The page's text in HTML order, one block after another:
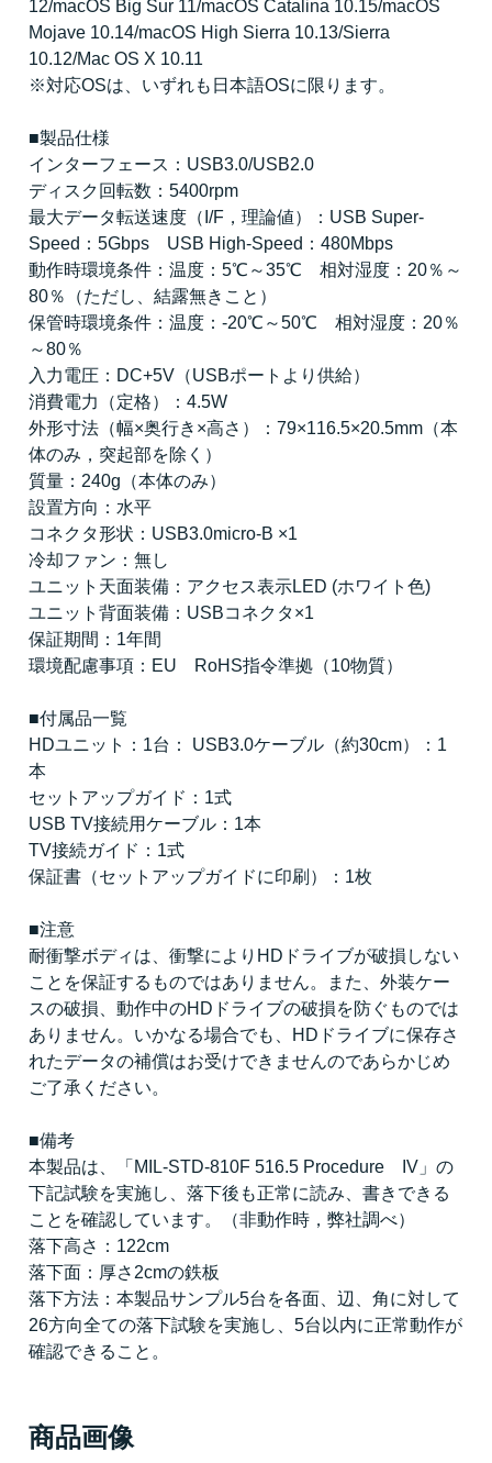
12/macOS Big Sur 11/macOS Catalina 10.15/macOS
Mojave 10.14/macOS High Sierra 10.13/Sierra
10.12/Mac OS X 10.11
※対応OSは、いずれも日本語OSに限ります。
■製品仕様
インターフェース：USB3.0/USB2.0
ディスク回転数：5400rpm
最大データ転送速度（I/F，理論値）：USB Super-
Speed：5Gbps USB High-Speed：480Mbps
動作時環境条件：温度：5℃～35℃ 相対湿度：20％～
80％（ただし、結露無きこと）
保管時環境条件：温度：-20℃～50℃ 相対湿度：20％
～80％
入力電圧：DC+5V（USBポートより供給）
消費電力（定格）：4.5W
外形寸法（幅×奥行き×高さ）：79×116.5×20.5mm（本
体のみ，突起部を除く）
質量：240g（本体のみ）
設置方向：水平
コネクタ形状：USB3.0micro-B ×1
冷却ファン：無し
ユニット天面装備：アクセス表示LED (ホワイト色)
ユニット背面装備：USBコネクタ×1
保証期間：1年間
環境配慮事項：EU RoHS指令準拠（10物質）
■付属品一覧
HDユニット：1台： USB3.0ケーブル（約30cm）：1
本
セットアップガイド：1式
USB TV接続用ケーブル：1本
TV接続ガイド：1式
保証書（セットアップガイドに印刷）：1枚
■注意
耐衝撃ボディは、衝撃によりHDドライブが破損しない
ことを保証するものではありません。また、外装ケー
スの破損、動作中のHDドライブの破損を防ぐものでは
ありません。いかなる場合でも、HDドライブに保存さ
れたデータの補償はお受けできませんのであらかじめ
ご了承ください。
■備考
本製品は、「MIL-STD-810F 516.5 Procedure IV」の
下記試験を実施し、落下後も正常に読み、書きできる
ことを確認しています。（非動作時，弊社調べ）
落下高さ：122cm
落下面：厚さ2cmの鉄板
落下方法：本製品サンプル5台を各面、辺、角に対して
26方向全ての落下試験を実施し、5台以内に正常動作が
確認できること。
商品画像